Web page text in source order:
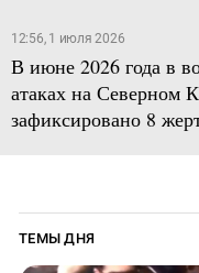
12:56, 1 июля 2026
В июне 2026 года в
атаках на Северном
зафиксировано 8
ТЕМЫ ДНЯ